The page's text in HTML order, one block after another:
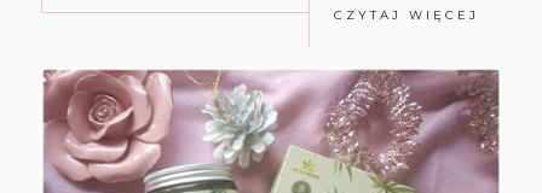
CZYTAJ WIĘCEJ